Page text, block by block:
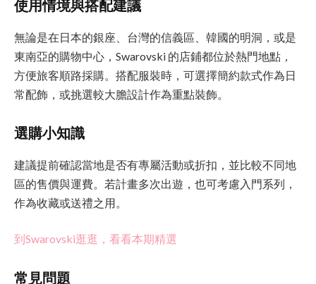
使用情境與搭配建議
無論是在日本的銀座、台灣的信義區、韓國的明洞，或是
東南亞的購物中心，Swarovski 的店鋪都位於熱門地點，
方便旅客順路採購。搭配服裝時，可選擇簡約款式作為日
常配飾，或挑選較大膽設計作為重點裝飾。
選購小知識
建議提前確認當地是否有專屬活動或折扣，並比較不同地
區的售價與運費。若計畫多次出遊，也可考慮入門系列，
作為收藏或送禮之用。
到Swarovski逛逛，看看本期精選
常見問題